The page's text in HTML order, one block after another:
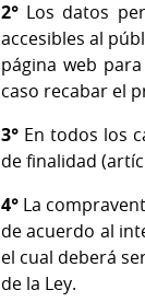
2° Los datos
accesibles al
página web
caso recabar el
3° En todos los
de finalidad
4° La
de acuerdo al
el cual deberá
de la Ley.